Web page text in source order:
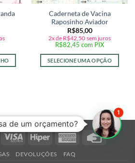
Caderneta de Vacina
Raposinho Aviador
R$85,00
2x de R$42,50 sem juros
R$82,45 com PIX
SELECIONE UMA OPÇÃO
Visa
Hiper
AmericanCredit
DEVOLUÇÕES FAQ
de um orçamento?
1